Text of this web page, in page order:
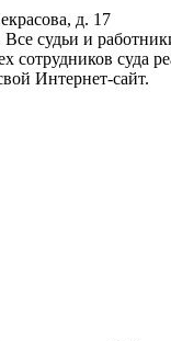
д. 17
судьи и
суда
Интернет-сайт.